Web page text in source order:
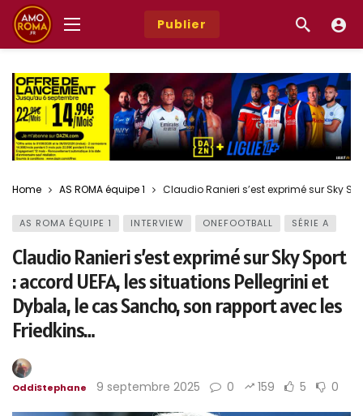
Publier
Home AS ROMA équipe 1 Claudio Ranieri s’est exprimé sur Sky
AS ROMA ÉQUIPE 1 INTERVIEW ONEFOOTBALL SÉRIE A
Claudio Ranieri s’est exprimé sur Sky Sport
: accord UEFA, les situations Pellegrini et
Dybala, le cas Sancho, son rapport avec les
Friedkins…
OddiStephane 9 septembre 2025 0 159 5 0